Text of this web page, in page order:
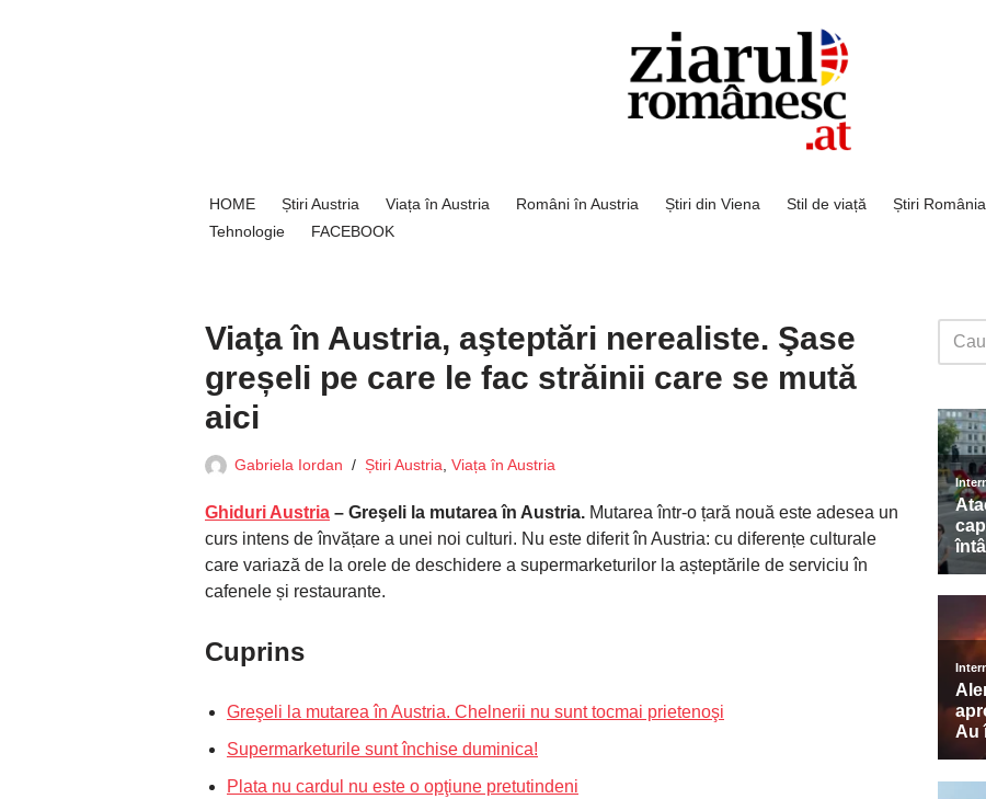
HOME Știri Austria Viața în Austria Români în Austria Știri din Viena Stil de viață Știri România
Tehnologie
FACEBOOK
Viaţa în Austria, aşteptări nerealiste. Şase
greșeli pe care le fac străinii care se mută
aici
Gabriela Iordan Știri Austria Viața în Austria
Ghiduri Austria – Greşeli la mutarea în Austria. Mutarea într-o țară nouă este adesea un
curs intens de învățare a unei noi culturi. Nu este diferit în Austria: cu diferențe culturale
care variază de la orele de deschidere a supermarketurilor la așteptările de serviciu în
cafenele și restaurante.
Cuprins
Greşeli la mutarea în Austria. Chelnerii nu sunt tocmai prietenoşi
Supermarketurile sunt închise duminica!
Plata nu cardul nu este o opţiune pretutindeni